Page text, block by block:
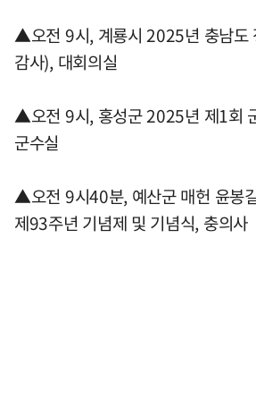
▲오전 9시, 계룡시 2025년 충남도
감사), 대회의실
▲오전 9시, 홍성군 2025년 제1회
군수실
▲오전 9시40분, 예산군 매헌 윤봉
제93주년 기념제 및 기념식, 충의사